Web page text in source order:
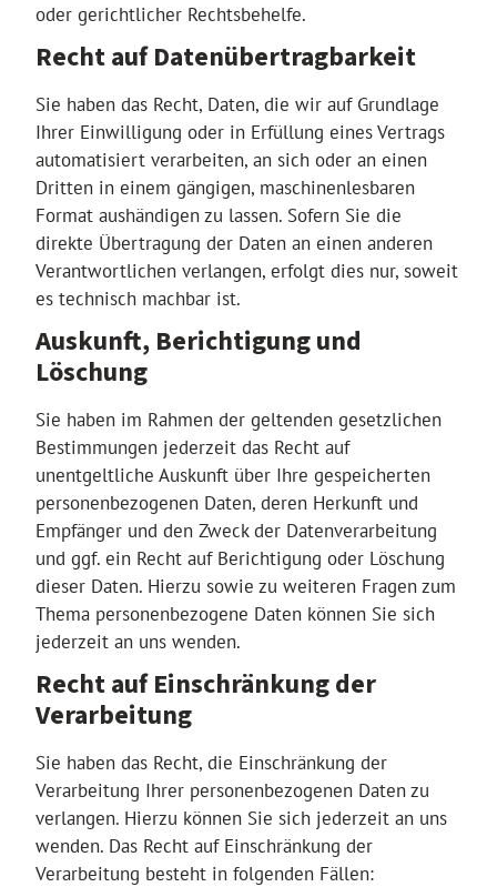
oder gerichtlicher Rechtsbehelfe.
Recht auf Daten­übertrag­barkeit
Sie haben das Recht, Daten, die wir auf Grundlage
Ihrer Einwilligung oder in Erfüllung eines Vertrags
automatisiert verarbeiten, an sich oder an einen
Dritten in einem gängigen, maschinenlesbaren
Format aushändigen zu lassen. Sofern Sie die
direkte Übertragung der Daten an einen anderen
Verantwortlichen verlangen, erfolgt dies nur, soweit
es technisch machbar ist.
Auskunft, Berichtigung und
Löschung
Sie haben im Rahmen der geltenden gesetzlichen
Bestimmungen jederzeit das Recht auf
unentgeltliche Auskunft über Ihre gespeicherten
personenbezogenen Daten, deren Herkunft und
Empfänger und den Zweck der Datenverarbeitung
und ggf. ein Recht auf Berichtigung oder Löschung
dieser Daten. Hierzu sowie zu weiteren Fragen zum
Thema personenbezogene Daten können Sie sich
jederzeit an uns wenden.
Recht auf Einschränkung der
Verarbeitung
Sie haben das Recht, die Einschränkung der
Verarbeitung Ihrer personenbezogenen Daten zu
verlangen. Hierzu können Sie sich jederzeit an uns
wenden. Das Recht auf Einschränkung der
Verarbeitung besteht in folgenden Fällen: